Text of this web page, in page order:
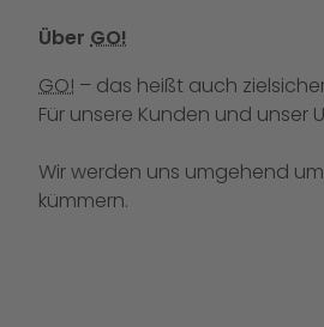
Über GO!
GO! – das heißt auch
Für unsere Kunden und unser
Wir werden uns umgehend
kümmern.